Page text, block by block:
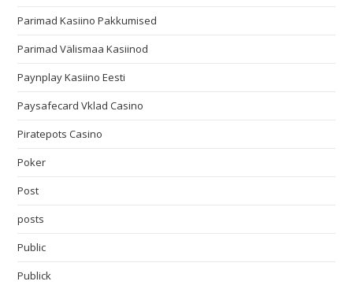
Parimad Kasiino Pakkumised
Parimad Välismaa Kasiinod
Paynplay Kasiino Eesti
Paysafecard Vklad Casino
Piratepots Casino
Poker
Post
posts
Public
Publick